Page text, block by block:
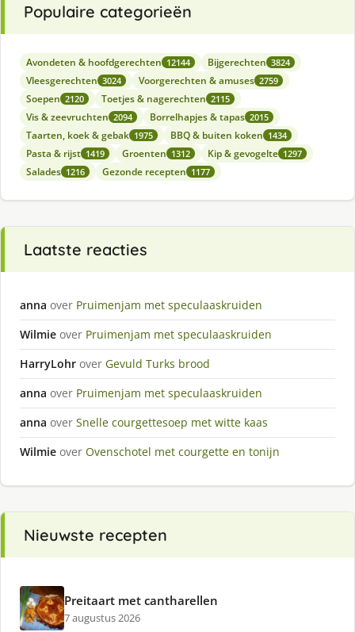
Populaire categorieën
Avondeten & hoofdgerechten 12144 Bijgerechten 3824
Vleesgerechten 3024 Voorgerechten & amuses 2759
Soepen 2120 Toetjes & nagerechten 2115
Vis & zeevruchten 2094 Borrelhapjes & tapas 2015
Taarten, koek & gebak 1975 BBQ & buiten koken 1434
Pasta & rijst 1419 Groenten 1312 Kip & gevogelte 1297
Salades 1216 Gezonde recepten 1177
Laatste reacties
anna over Pruimenjam met speculaaskruiden
Wilmie over Pruimenjam met speculaaskruiden
HarryLohr over Gevuld Turks brood
anna over Pruimenjam met speculaaskruiden
anna over Snelle courgettesoep met witte kaas
Wilmie over Ovenschotel met courgette en tonijn
Nieuwste recepten
Preitaart met cantharellen
7 augustus 2026